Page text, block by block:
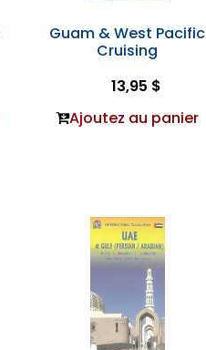
Guam & West Pacific
Cruising
13,95 $
Ajoutez au panier